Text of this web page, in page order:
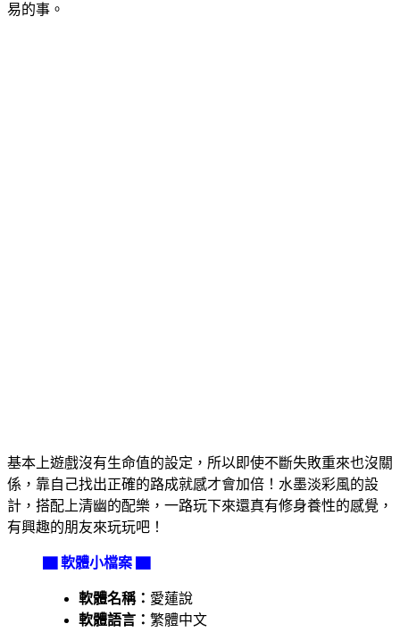
易的事。
基本上遊戲沒有生命值的設定，所以即使不斷失敗重來也沒關
係，靠自己找出正確的路成就感才會加倍！水墨淡彩風的設
計，搭配上清幽的配樂，一路玩下來還真有修身養性的感覺，
有興趣的朋友來玩玩吧！
▇ 軟體小檔案 ▇
軟體名稱： 愛蓮說
軟體語言： 繁體中文